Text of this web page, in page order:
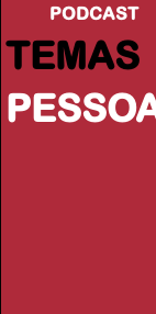
PODCAST
TEMAS